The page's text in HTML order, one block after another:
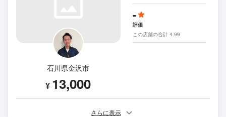
石川県金沢市
¥ 13,000
-
評価
この店舗の合計 4.99
さらに表示